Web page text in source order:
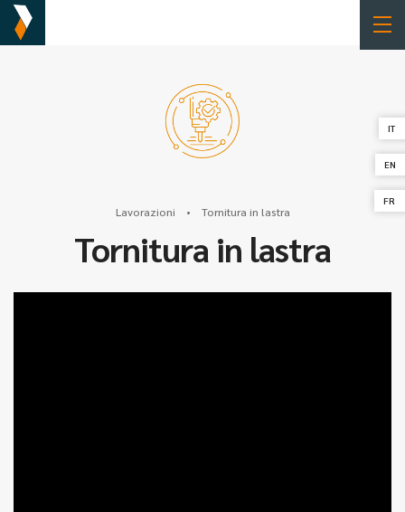
IT
EN
FR
Lavorazioni • Tornitura in lastra
Tornitura in lastra